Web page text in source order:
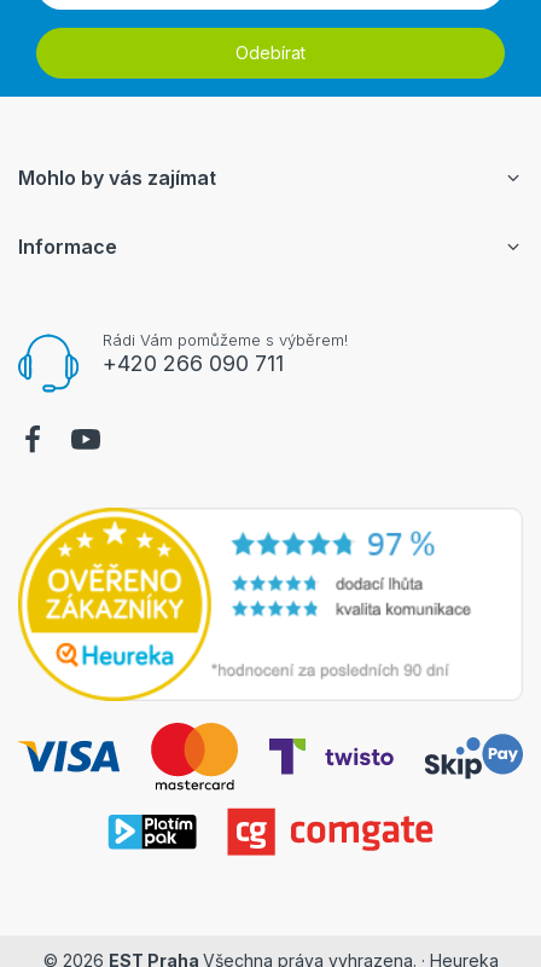
Odebírat
Rádi Vám pomůžeme s výběrem!
+420 266 090 711
Mohlo by vás zajímat
Informace
© 2026 EST Praha Všechna práva vyhrazena. · Heureka